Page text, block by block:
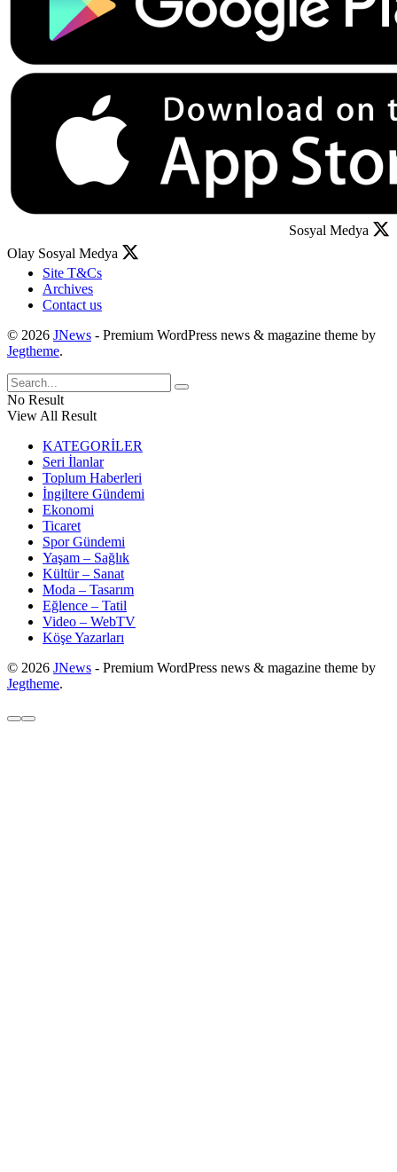
Sosyal Medya
Olay Sosyal Medya
Site T&Cs
Archives
Contact us
© 2026 JNews - Premium WordPress news & magazine theme by
Jegtheme.
No Result
View All Result
KATEGORİLER
Seri İlanlar
Toplum Haberleri
İngiltere Gündemi
Ekonomi
Ticaret
Spor Gündemi
Yaşam – Sağlık
Kültür – Sanat
Moda – Tasarım
Eğlence – Tatil
Video – WebTV
Köşe Yazarları
© 2026 JNews - Premium WordPress news & magazine theme by
Jegtheme.